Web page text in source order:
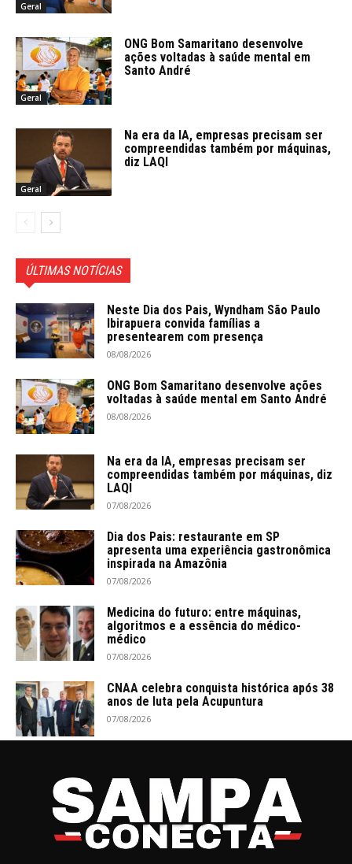
Geral
Geral
ONG Bom Samaritano desenvolve
ações voltadas à saúde mental em
Santo André
Geral
Na era da IA, empresas precisam ser
compreendidas também por máquinas,
diz LAQI
ÚLTIMAS NOTÍCIAS
Neste Dia dos Pais, Wyndham São Paulo
Ibirapuera convida famílias a
presentearem com presença
08/08/2026
ONG Bom Samaritano desenvolve ações
voltadas à saúde mental em Santo André
08/08/2026
Na era da IA, empresas precisam ser
compreendidas também por máquinas, diz
LAQI
07/08/2026
Dia dos Pais: restaurante em SP
apresenta uma experiência gastronômica
inspirada na Amazônia
07/08/2026
Medicina do futuro: entre máquinas,
algoritmos e a essência do médico-
médico
07/08/2026
CNAA celebra conquista histórica após 38
anos de luta pela Acupuntura
07/08/2026